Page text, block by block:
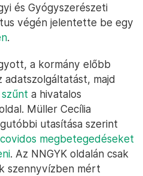
és Gyógyszerészeti
végén jelentette be egy
.
a kormány előbb
majd
szűnt a hivatalos
Müller Cecília
utasítása szerint
megbetegedéseket
. Az NNGYK oldalán csak
szennyvízben mért